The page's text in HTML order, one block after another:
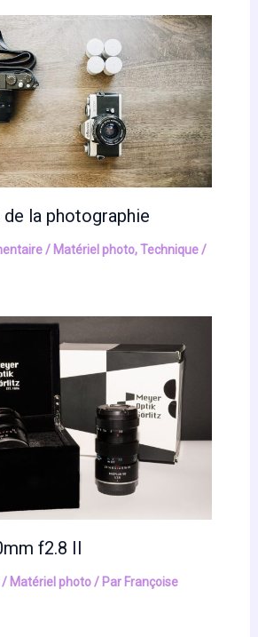
la photographie
/ Matériel photo,Technique/
f2.8 II
/ Matériel photo/ Par Françoise